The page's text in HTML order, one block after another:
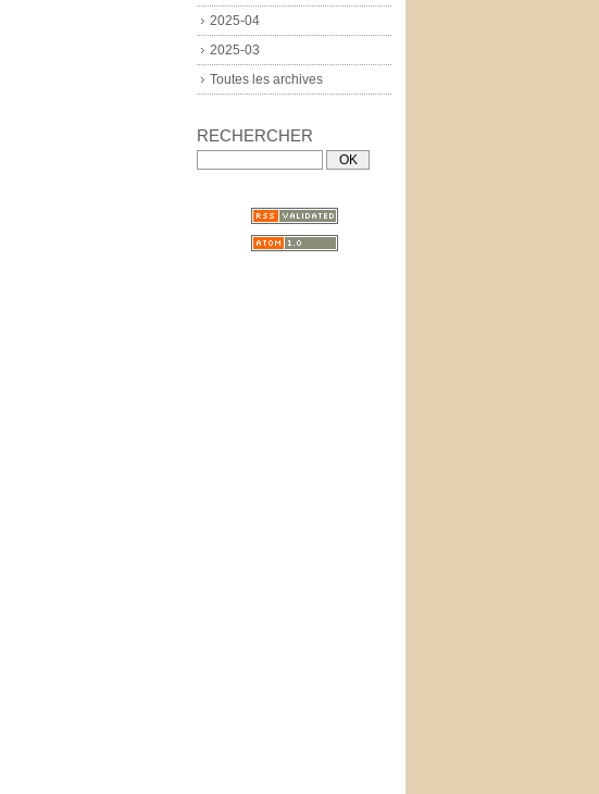
2025-04
2025-03
Toutes les archives
RECHERCHER